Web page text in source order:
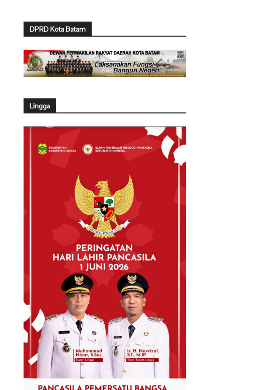
DPRD Kota Batam
Lingga